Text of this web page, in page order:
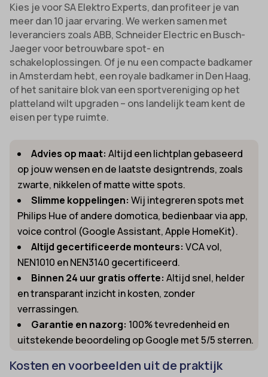
Kies je voor SA Elektro Experts, dan profiteer je van
meer dan 10 jaar ervaring. We werken samen met
leveranciers zoals ABB, Schneider Electric en Busch-
Jaeger voor betrouwbare spot- en
schakeloplossingen. Of je nu een compacte badkamer
in Amsterdam hebt, een royale badkamer in Den Haag,
of het sanitaire blok van een sportvereniging op het
platteland wilt upgraden – ons landelijk team kent de
eisen per type ruimte.
Advies op maat: Altijd een lichtplan gebaseerd
op jouw wensen en de laatste designtrends, zoals
zwarte, nikkelen of matte witte spots.
Slimme koppelingen: Wij integreren spots met
Philips Hue of andere domotica, bedienbaar via app,
voice control (Google Assistant, Apple HomeKit).
Altijd gecertificeerde monteurs: VCA vol,
NEN1010 en NEN3140 gecertificeerd.
Binnen 24 uur gratis offerte: Altijd snel, helder
en transparant inzicht in kosten, zonder
verrassingen.
Garantie en nazorg: 100% tevredenheid en
uitstekende beoordeling op Google met 5/5 sterren.
Kosten en voorbeelden uit de praktijk